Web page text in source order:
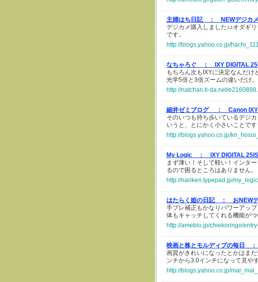
主婦はち日記 ：
NEWデジカメ
デジカメ購入しました♪♪オダギ
です。
http://blogs.yahoo.co.jp/
なちゃろぐ ：
IXY DIGITAL
もちろん次もIXYに決定なんだ
光学5倍と3倍ズームの違いだけ。
http://natchan.ti-da.net/
細井ゼミブログ ：
Canon
そのいつも持ち歩いているデジ
いうと、とにかく小さいことです
http://blogs.yahoo.co.jp/
My Logic ：
IXY DIGITAL
まず薄い！そして軽い！インタ
るので困るところはありません。
http://nariken.typepad.jp/
はたらく姫の日記 ：
おNEW
手ブレ補正もかなりパワーアッ
体もキャッチしてくれる機能が
http://ameblo.jp/chiekoringo/
映画と株とモルディブの毎日 ：
画質がきれいになったとかはま
ンチから3.0インチになって見や
http://blogs.yahoo.co.jp/